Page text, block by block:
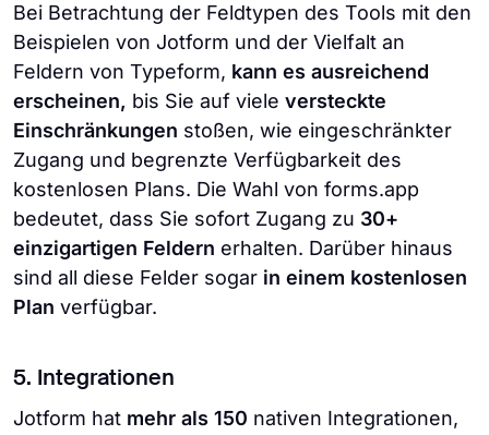
Bei Betrachtung der Feldtypen des Tools mit den
Beispielen von Jotform und der Vielfalt an
Feldern von Typeform, kann es ausreichend
erscheinen, bis Sie auf viele versteckte
Einschränkungen stoßen, wie eingeschränkter
Zugang und begrenzte Verfügbarkeit des
kostenlosen Plans. Die Wahl von forms.app
bedeutet, dass Sie sofort Zugang zu 30+
einzigartigen Feldern erhalten. Darüber hinaus
sind all diese Felder sogar in einem kostenlosen
Plan verfügbar.
5. Integrationen
Jotform hat mehr als 150 nativen Integrationen,